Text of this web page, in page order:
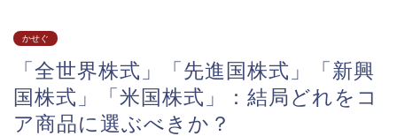
かせぐ
「全世界株式」「先進国株式」「新興
国株式」「米国株式」：結局どれをコ
ア商品に選ぶべきか？